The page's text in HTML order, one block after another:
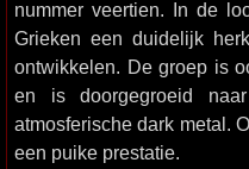
nummer veertien. In de
Grieken een duidelijk
ontwikkelen. De groep is
en is doorgegroeid
atmosferische dark metal.
een puike prestatie.